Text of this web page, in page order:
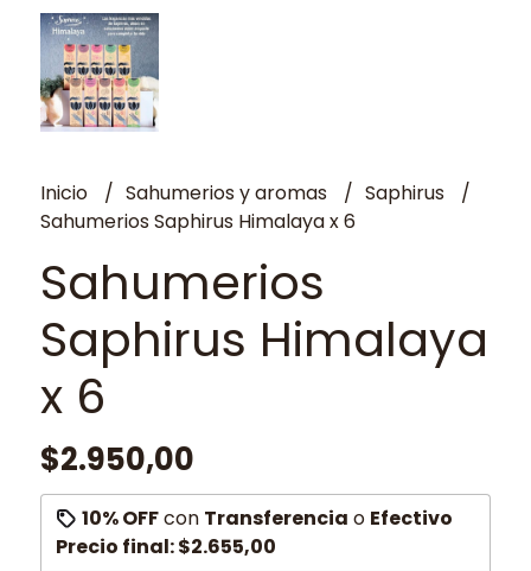
Inicio Sahumerios y aromas
Saphirus
Sahumerios Saphirus Himalaya x 6
Sahumerios
Saphirus Himalaya
x 6
$2.950,00
10% OFFcon Transferencia o Efectivo
Precio final:$2.655,00